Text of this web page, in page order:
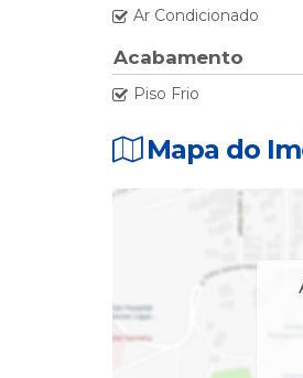
🚘 Garagem Fechada e
🛌 Disposição dos
01 Dormitório - 01 Cama
01 Dormitório - 01 Cama
01 Dormitório - 01
Ar Condicionado
Acabamento
Piso Frio
Mapa do